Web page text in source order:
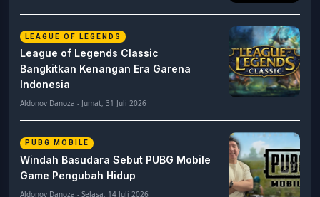
LEAGUE OF LEGENDS
League of Legends Classic
Bangkitkan Kenangan Era Garena
Indonesia
Aldonov Danoza - Jumat, 31 Juli 2026
PUBG MOBILE
Windah Basudara Sebut PUBG Mobile
Game Pengubah Hidup
Aldonov Danoza - Selasa, 14 Juli 2026